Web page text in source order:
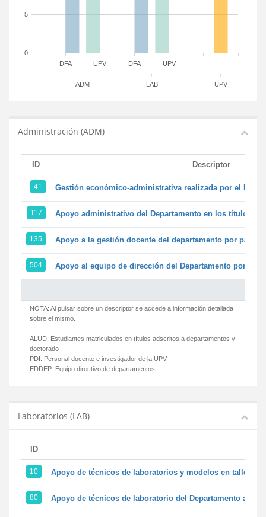
DFA DFA
UPV UPV
ADM LAB UPV
0
5
Administración (ADM)
ID Descriptor
41 Gestión económico-administrativa realizada por el
117 Apoyo administrativo del Departamento en los títulos de
135 Apoyo a la gestión docente del departamento por parte
504 Apoyo al equipo de dirección del Departamento por
NOTA: Al pulsar sobre un descriptor se accede a información detallada
sobre el mismo.
ALUD: Estudiantes matriculados en títulos adscritos a departamentos y
doctorado
PDI: Personal docente e investigador de la UPV
EDDEP: Equipo directivo de departamentos
Laboratorios (LAB)
ID
10 Apoyo de técnicos de laboratorios y modelos en
80 Apoyo de técnicos de laboratorio del Departamento a la